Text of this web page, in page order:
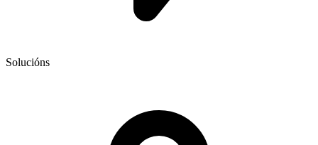
Solucións